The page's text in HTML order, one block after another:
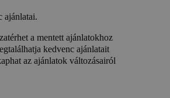
ajánlatai.
a mentett ajánlatokhoz
kedvenc ajánlatait
az ajánlatok változásairól